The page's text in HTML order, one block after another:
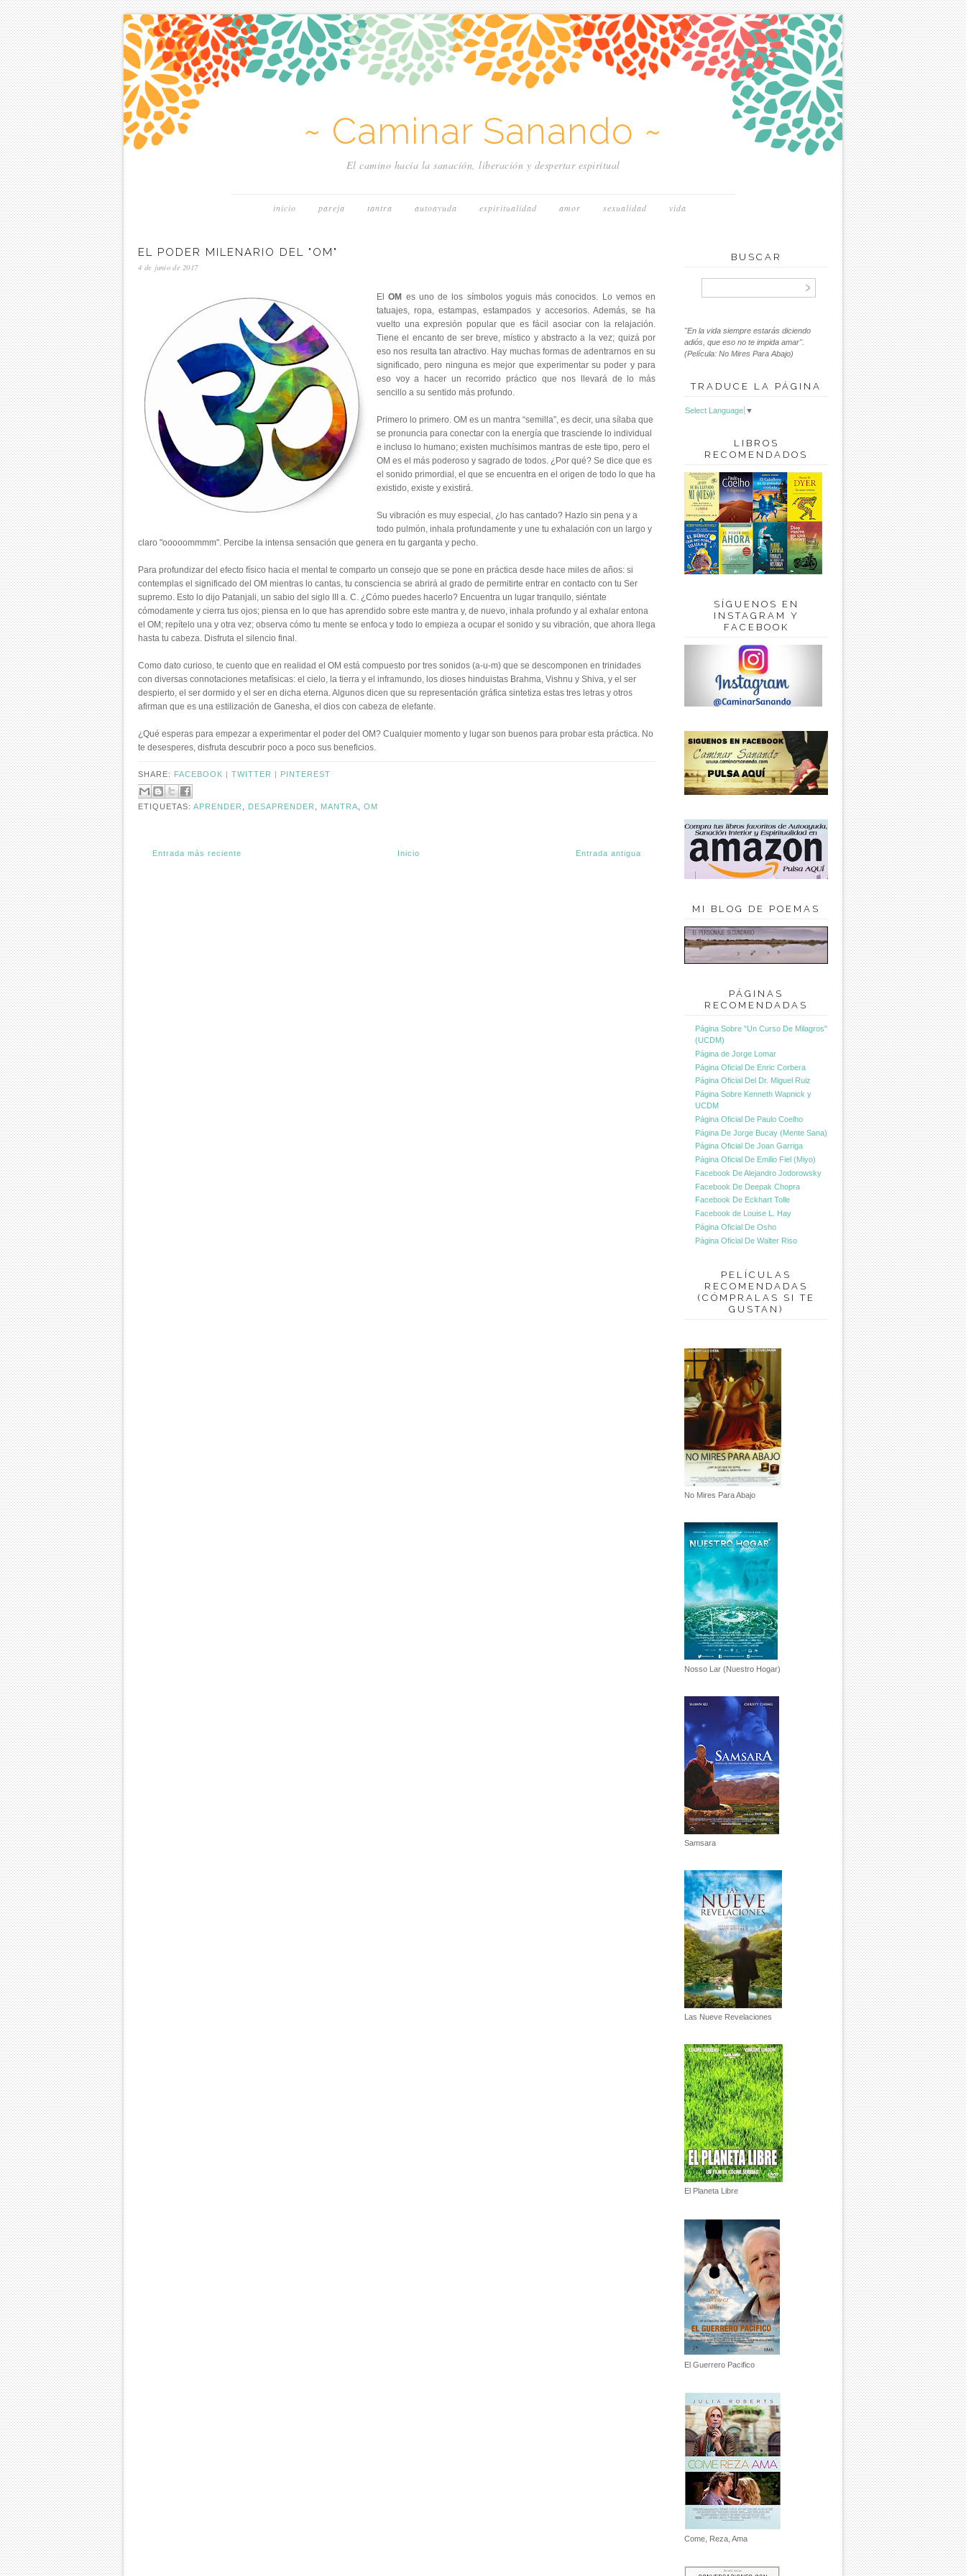
~ Caminar Sanando ~
El camino hacia la sanación, liberación y despertar espiritual
inicio pareja tantra autoayuda espiritualidad amor sexualidad vida
EL PODER MILENARIO DEL "OM"
4 de junio de 2017
ElOM es uno de los símbolos yoguis más conocidos. Lo vemos en
tatuajes, ropa, estampas, estampados y accesorios. Además, se ha
vuelto una expresión popular que es fácil asociar con la relajación.
Tiene el encanto de ser breve, místico y abstracto a la vez; quizá por
eso nos resulta tan atractivo. Hay muchas formas de adentrarnos en su
significado, pero ninguna es mejor que experimentar su poder y para
eso voy a hacer un recorrido práctico que nos llevará de lo más
sencillo a su sentido más profundo.
Primero lo primero. OM es un mantra “semilla”, es decir, una sílaba que
se pronuncia para conectar con la energía que trasciende lo individual
e incluso lo humano; existen muchísimos mantras de este tipo, pero el
OM es el más poderoso y sagrado de todos. ¿Por qué? Se dice que es
el sonido primordial, el que se encuentra en el origen de todo lo que ha
existido, existe y existirá.
Su vibración es muy especial, ¿lo has cantado? Hazlo sin pena y a
todo pulmón, inhala profundamente y une tu exhalación con un largo y
claro "ooooommmm". Percibe la intensa sensación que genera en tu garganta y pecho.
Para profundizar del efecto físico hacia el mental te comparto un consejo que se pone en práctica desde hace miles de años: si
contemplas el significado del OM mientras lo cantas, tu consciencia se abrirá al grado de permitirte entrar en contacto con tu Ser
supremo. Esto lo dijo Patanjali, un sabio del siglo III a. C. ¿Cómo puedes hacerlo? Encuentra un lugar tranquilo, siéntate
cómodamente y cierra tus ojos; piensa en lo que has aprendido sobre este mantra y, de nuevo, inhala profundo y al exhalar entona
el OM; repítelo una y otra vez; observa cómo tu mente se enfoca y todo lo empieza a ocupar el sonido y su vibración, que ahora llega
hasta tu cabeza. Disfruta el silencio final.
Como dato curioso, te cuento que en realidad el OM está compuesto por tres sonidos (a-u-m) que se descomponen en trinidades
con diversas connotaciones metafísicas: el cielo, la tierra y el inframundo, los dioses hinduistas Brahma, Vishnu y Shiva, y el ser
despierto, el ser dormido y el ser en dicha eterna. Algunos dicen que su representación gráfica sintetiza estas tres letras y otros
afirman que es una estilización de Ganesha, el dios con cabeza de elefante.
¿Qué esperas para empezar a experimentar el poder del OM? Cualquier momento y lugar son buenos para probar esta práctica. No
te desesperes, disfruta descubrir poco a poco sus beneficios.
SHARE: FACEBOOK | TWITTER | PINTEREST
ETIQUETAS: APRENDER DESAPRENDER MANTRA OM
Entrada más reciente Entrada antigua
Inicio
BUSCAR
"En la vida siempre estarás diciendo
adiós, que eso no te impida amar".
(Película: No Mires Para Abajo)
TRADUCE LA PÁGINA
Select Language ▼
LIBROS
RECOMENDADOS
SÍGUENOS EN
INSTAGRAM Y
FACEBOOK
MI BLOG DE POEMAS
PÁGINAS
RECOMENDADAS
Página Sobre "Un Curso De Milagros"
(UCDM)
Página de Jorge Lomar
Página Oficial De Enric Corbera
Página Oficial Del Dr. Miguel Ruiz
Página Sobre Kenneth Wapnick y
UCDM
Página Oficial De Paulo Coelho
Página De Jorge Bucay (Mente Sana)
Página Oficial De Joan Garriga
Página Oficial De Emilio Fiel (Miyo)
Facebook De Alejandro Jodorowsky
Facebook De Deepak Chopra
Facebook De Eckhart Tolle
Facebook de Louise L. Hay
Página Oficial De Osho
Página Oficial De Walter Riso
PELÍCULAS
RECOMENDADAS
(CÓMPRALAS SI TE
GUSTAN)
No Mires Para Abajo
Nosso Lar (Nuestro Hogar)
Samsara
Las Nueve Revelaciones
El Planeta Libre
El Guerrero Pacifico
Come, Reza, Ama